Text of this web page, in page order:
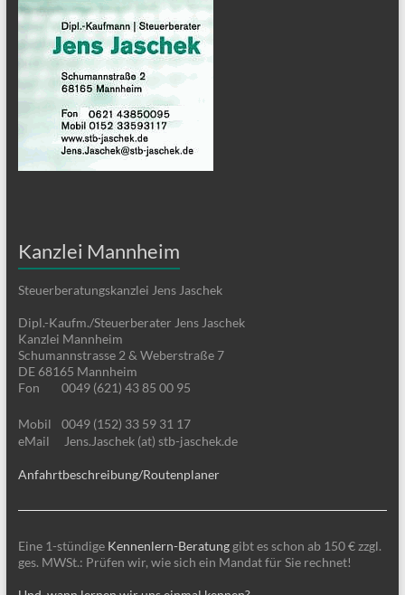
Kanzlei Mannheim
Steuerberatungskanzlei Jens Jaschek
Dipl.-Kaufm./Steuerberater Jens Jaschek
Kanzlei Mannheim
Schumannstrasse 2 & Weberstraße 7
DE 68165 Mannheim
Fon
0049 (621) 43 85 00 95
Mobil
0049 (152) 33 59 31 17
eMail
Jens.Jaschek (at) stb-jaschek.de
Anfahrtbeschreibung/Routenplaner
Eine 1-stündige Kennenlern-Beratunggibt es schon ab 150 € zzgl.
ges. MWSt.: Prüfen wir, wie sich ein Mandat für Sie rechnet!